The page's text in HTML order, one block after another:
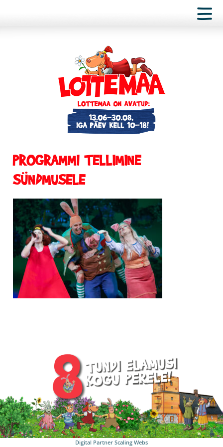
PROGRAMMI TELLIMINE
SÜNDMUSELE
Digital Partner Scaling Webs